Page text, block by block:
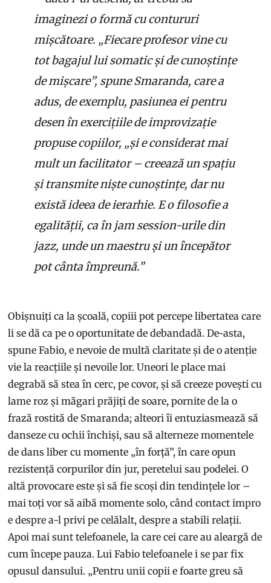
imaginezi o formă cu contururi
mișcătoare. „Fiecare profesor vine cu
tot bagajul lui somatic și de cunoștințe
de mișcare”, spune Smaranda, care a
adus, de exemplu, pasiunea ei pentru
desen în exercițiile de improvizație
propuse copiilor, „și e considerat mai
mult un facilitator – creează un spațiu
și transmite niște cunoștințe, dar nu
există ideea de ierarhie. E o filosofie a
egalității, ca în jam session-urile din
jazz, unde un maestru și un începător
pot cânta împreună.”
Obișnuiți ca la școală, copiii pot percepe libertatea care
li se dă ca pe o oportunitate de debandadă. De-asta,
spune Fabio, e nevoie de multă claritate și de o atenție
vie la reacțiile și nevoile lor. Uneori le place mai
degrabă să stea în cerc, pe covor, și să creeze povești cu
lame roz și măgari prăjiți de soare, pornite de la o
frază rostită de Smaranda; alteori îi entuziasmează să
danseze cu ochii închiși, sau să alterneze momentele
de dans liber cu momente „în forță”, în care opun
rezistență corpurilor din jur, peretelui sau podelei. O
altă provocare este și să fie scoși din tendințele lor –
mai toți vor să aibă momente solo, când contact impro
e despre a-l privi pe celălalt, despre a stabili relații.
Apoi mai sunt telefoanele, la care cei care au aleargă de
cum începe pauza. Lui Fabio telefoanele i se par fix
opusul dansului. „Pentru unii copii e foarte greu să